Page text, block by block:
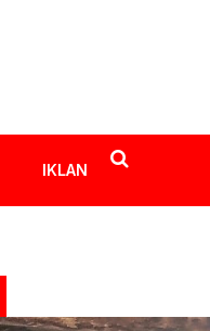
IKLAN